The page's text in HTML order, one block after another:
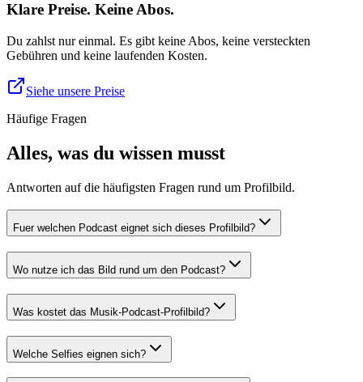
Klare Preise. Keine Abos.
Du zahlst nur einmal. Es gibt keine Abos, keine versteckten
Gebühren und keine laufenden Kosten.
Siehe unsere Preise
Häufige Fragen
Alles, was du wissen musst
Antworten auf die häufigsten Fragen rund um Profilbild.
Fuer welchen Podcast eignet sich dieses Profilbild?
Wo nutze ich das Bild rund um den Podcast?
Was kostet das Musik-Podcast-Profilbild?
Welche Selfies eignen sich?